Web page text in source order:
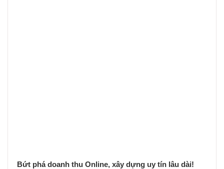
Bứt phá doanh thu Online, xây dựng uy tín lâu dài!